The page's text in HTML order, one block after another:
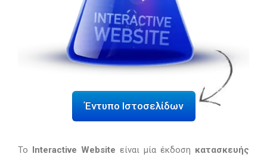
Έντυπο Ιστοσελίδων
To Interactive Website είναι μία έκδοση κατασκευής